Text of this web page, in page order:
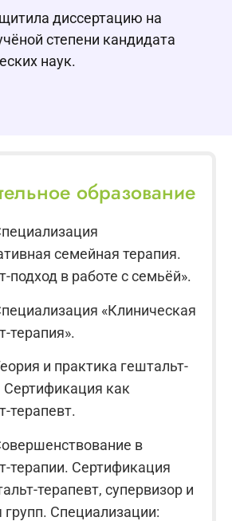
диссертацию на
степени кандидата
наук.
образование
семейная терапия.
подход в работе с семьёй».
«Клиническая
терапия».
и практика гештальт-
Сертификация как
терапевт.
в
терапии. Сертификация
терапевт, супервизор и
Специализации: